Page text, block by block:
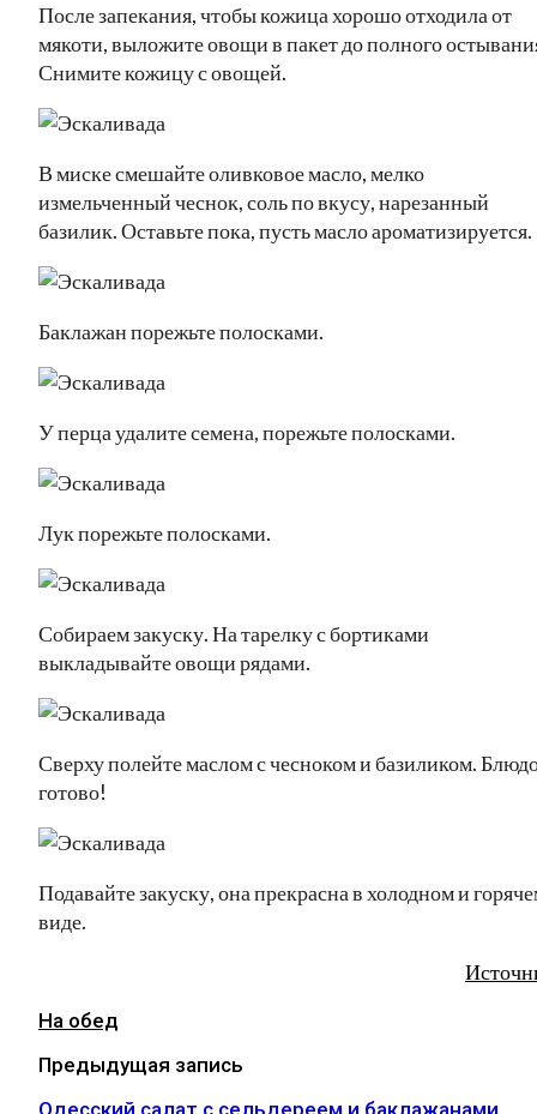
После запекания, чтобы кожица хорошо отходила от
мякоти, выложите овощи в пакет до полного
Снимите кожицу с овощей.
В миске смешайте оливковое масло, мелко
измельченный чеснок, соль по вкусу, нарезанный
базилик. Оставьте пока, пусть масло ароматизируется.
Баклажан порежьте полосками.
У перца удалите семена, порежьте полосками.
Лук порежьте полосками.
Собираем закуску. На тарелку с бортиками
выкладывайте овощи рядами.
Сверху полейте маслом с чесноком и базиликом.
готово!
Подавайте закуску, она прекрасна в холодном и
виде.
На обед
Предыдущая запись